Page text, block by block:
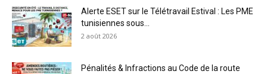
Alerte ESET sur le Télétravail Estival : Les PME
tunisiennes sous...
2 août 2026
Pénalités & Infractions au Code de la route